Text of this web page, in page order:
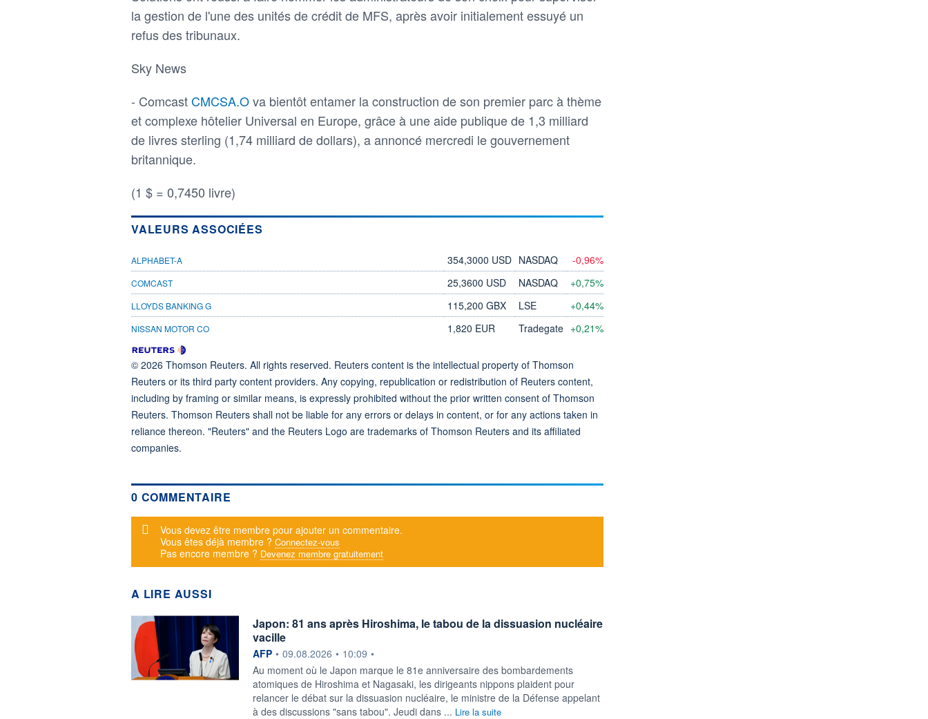
la gestion de l'une des unités de crédit de MFS, après avoir initialement essuyé un
refus des tribunaux.
Sky News
- ComcastCMCSA.Ova bientôt entamer la construction de son premier parc à thème
et complexe hôtelier Universal en Europe, grâce à une aide publique de 1,3 milliard
de livres sterling (1,74 milliard de dollars), a annoncé mercredi le gouvernement
britannique.
(1 $ = 0,7450 livre)
VALEURS ASSOCIÉES
ALPHABET-A 354,3000 USD NASDAQ -0,96%
COMCAST 25,3600 USD NASDAQ +0,75%
LLOYDS BANKING G 115,200 GBX LSE +0,44%
NISSAN MOTOR CO 1,820 EUR Tradegate +0,21%
© 2026 Thomson Reuters. All rights reserved. Reuters content is the intellectual property of Thomson
Reuters or its third party content providers. Any copying, republication or redistribution of Reuters content,
including by framing or similar means, is expressly prohibited without the prior written consent of Thomson
Reuters. Thomson Reuters shall not be liable for any errors or delays in content, or for any actions taken in
reliance thereon. "Reuters" and the Reuters Logo are trademarks of Thomson Reuters and its affiliated
companies.
0 COMMENTAIRE
Message d'alerte
Vous devez être membre pour ajouter un commentaire.
Vous êtes déjà membre ? Connectez-vous
Pas encore membre ? Devenez membre gratuitement
A LIRE AUSSI
Japon: 81 ans après Hiroshima, le tabou de la dissuasion nucléaire
vacille
information fournie par
AFP • 09.08.2026 • 10:09 •
Au moment où le Japon marque le 81e anniversaire des bombardements
atomiques de Hiroshima et Nagasaki, les dirigeants nippons plaident pour
relancer le débat sur la dissuasion nucléaire, le ministre de la Défense appelant
à des discussions "sans tabou". Jeudi dans ... Lire la suite